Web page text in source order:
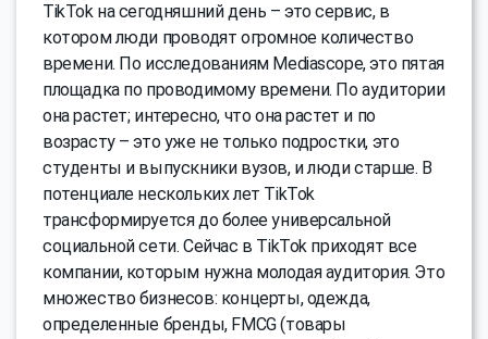
TikTok на сегодняшний день – это сервис, в
котором люди проводят огромное количество
времени. По исследованиям Mediascope, это пятая
площадка по проводимому времени. По аудитории
она растет; интересно, что она растет и по
возрасту – это уже не только подростки, это
студенты и выпускники вузов, и люди старше. В
потенциале нескольких лет TikTok
трансформируется до более универсальной
социальной сети. Сейчас в TikTok приходят все
компании, которым нужна молодая аудитория. Это
множество бизнесов: концерты, одежда,
определенные бренды, FMCG (товары